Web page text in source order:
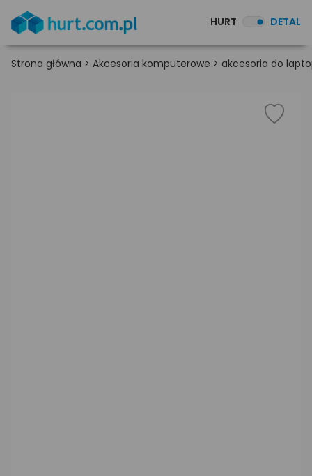
HURT DETAL
Strona główna > Akcesoria komputerowe > akcesoria do